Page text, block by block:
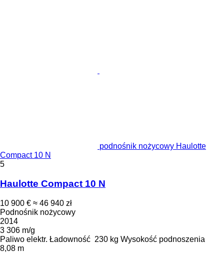
podnośnik nożycowy Haulotte
Compact 10 N
5
Haulotte Compact 10 N
10 900 € ≈ 46 940 zł
Podnośnik nożycowy
2014
3 306 m/g
Paliwo elektr. Ładowność 230 kg Wysokość podnoszenia
8,08 m